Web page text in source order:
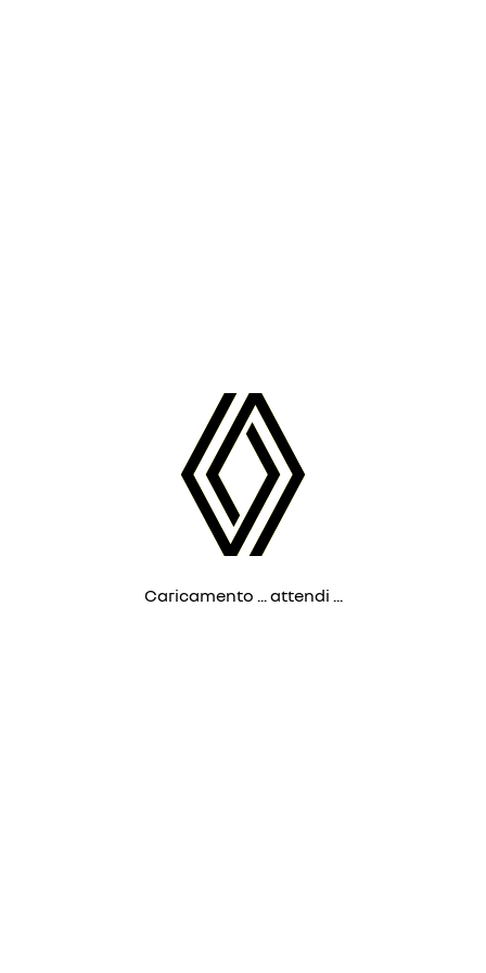
Caricamento ... attendi ...